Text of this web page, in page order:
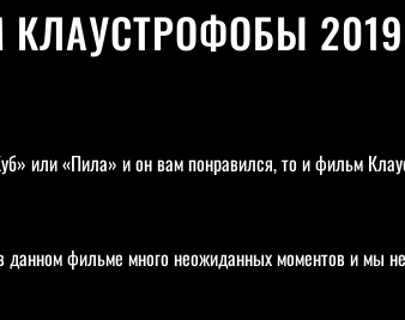
2019
или «Пила» и он вам понравился, то и фильм
фильме много неожиданных моментов и мы